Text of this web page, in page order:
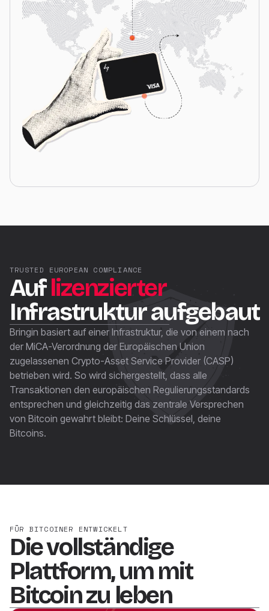
TRUSTED EUROPEAN COMPLIANCE
Auflizenzierter
Infrastruktur aufgebaut
Bringin basiert auf einer Infrastruktur, die von einem nach
der MiCA-Verordnung der Europäischen Union
zugelassenen Crypto-Asset Service Provider (CASP)
betrieben wird. So wird sichergestellt, dass alle
Transaktionen den europäischen Regulierungsstandards
entsprechen und gleichzeitig das zentrale Versprechen
von Bitcoin gewahrt bleibt: Deine Schlüssel, deine
Bitcoins.
FÜR BITCOINER ENTWICKELT
Die vollständige
Plattform, um mit
Bitcoin zu leben